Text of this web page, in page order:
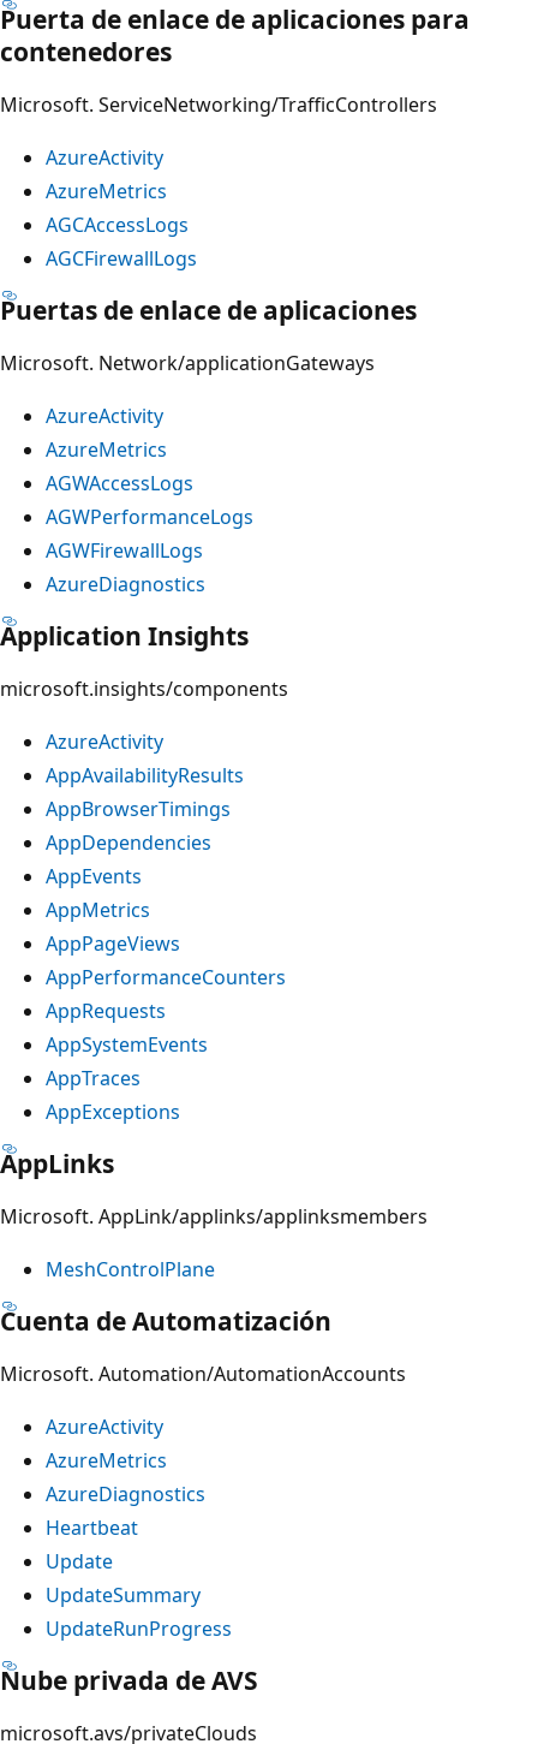
Puerta de enlace de aplicaciones para
contenedores
Microsoft. ServiceNetworking/TrafficControllers
AzureActivity
AzureMetrics
AGCAccessLogs
AGCFirewallLogs
Puertas de enlace de aplicaciones
Microsoft. Network/applicationGateways
AzureActivity
AzureMetrics
AGWAccessLogs
AGWPerformanceLogs
AGWFirewallLogs
AzureDiagnostics
Application Insights
microsoft.insights/components
AzureActivity
AppAvailabilityResults
AppBrowserTimings
AppDependencies
AppEvents
AppMetrics
AppPageViews
AppPerformanceCounters
AppRequests
AppSystemEvents
AppTraces
AppExceptions
AppLinks
Microsoft. AppLink/applinks/applinksmembers
MeshControlPlane
Cuenta de Automatización
Microsoft. Automation/AutomationAccounts
AzureActivity
AzureMetrics
AzureDiagnostics
Heartbeat
Update
UpdateSummary
UpdateRunProgress
Nube privada de AVS
microsoft.avs/privateClouds